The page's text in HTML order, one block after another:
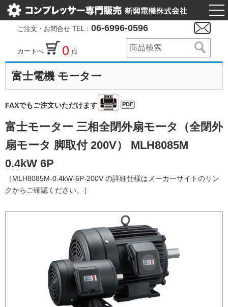
ご注文・お問合せ TEL： 06-6996-0596
カートへ 0 点
富士電機 モーター
FAXでもご注文いただけます PDF
富士モーター 三相全閉外扇モータ（全閉外
扇モータ 脚取付 200V） MLH8085M
0.4kW 6P
［MLH8085M-0.4kW-6P-200V の詳細仕様はメーカーサイトのリン
クからご確認ください。］